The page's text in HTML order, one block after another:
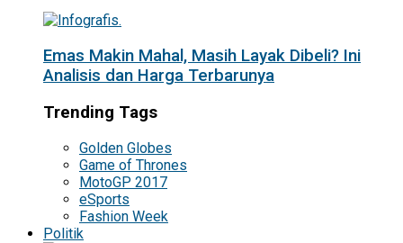
Emas Makin Mahal, Masih Layak Dibeli? Ini
Analisis dan Harga Terbarunya
Trending Tags
Golden Globes
Game of Thrones
MotoGP 2017
eSports
Fashion Week
Politik